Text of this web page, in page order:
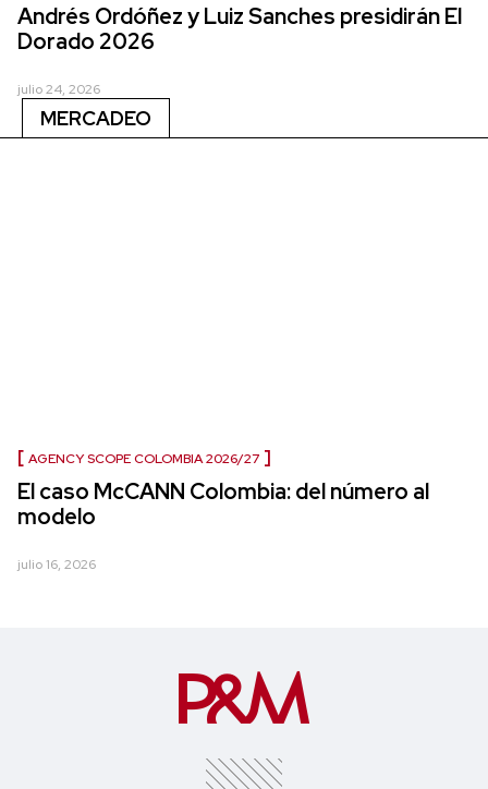
Andrés Ordóñez y Luiz Sanches presidirán El
Dorado 2026
julio 24, 2026
MERCADEO
AGENCY SCOPE COLOMBIA 2026/27
El caso McCANN Colombia: del número al
modelo
julio 16, 2026